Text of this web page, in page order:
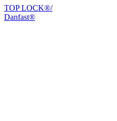
TOP LOCK®/
Danfast®